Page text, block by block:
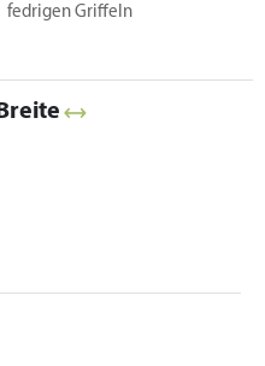
fedrigen Griffeln